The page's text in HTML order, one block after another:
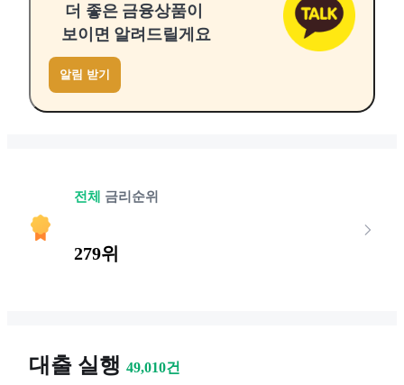
더 좋은 금융상품이
보이면 알려드릴게요
알림 받기
전체 금리순위
279위
대출 실행 49,010건